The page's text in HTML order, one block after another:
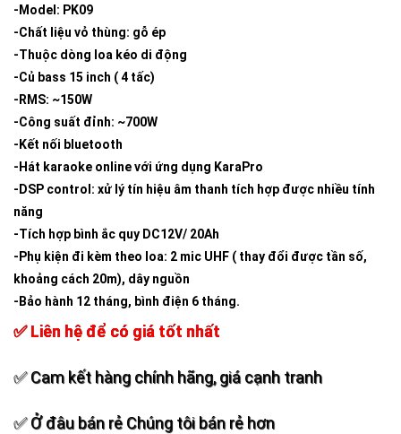
-Model: PK09
-Chất liệu vỏ thùng: gỗ ép
-Thuộc dòng loa kéo di động
-Củ bass 15 inch ( 4 tấc)
-RMS: ~150W
-Công suất đỉnh: ~700W
-Kết nối bluetooth
-Hát karaoke online với ứng dụng KaraPro
-DSP control: xử lý tín hiệu âm thanh tích hợp được nhiều tính
năng
-Tích hợp bình ắc quy DC12V/ 20Ah
-Phụ kiện đi kèm theo loa: 2 mic UHF ( thay đổi được tần số,
khoảng cách 20m), dây nguồn
-Bảo hành 12 tháng, bình điện 6 tháng.
✅ Liên hệ để có giá tốt nhất
✅ Cam kết hàng chính hãng, giá cạnh tranh
✅ Ở đâu bán rẻ Chúng tôi bán rẻ hơn